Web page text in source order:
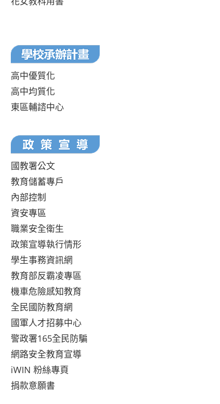
高中優質化
高中均質化
東區輔諮中心
國教署公文
教育儲蓄專戶
內部控制
資安專區
職業安全衛生
政策宣導執行情形
學生事務資訊網
教育部反霸凌專區
機車危險感知教育
全民國防教育網
國軍人才招募中心
警政署165全民防騙
網路安全教育宣導
iWIN 粉絲專頁
捐款意願書